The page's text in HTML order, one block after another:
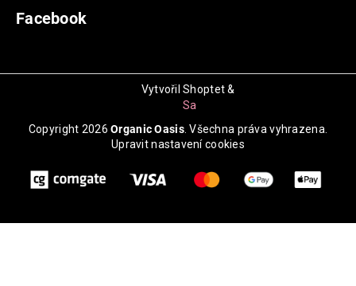
Facebook
Vytvořil Shoptet&
Samuel
Copyright 2026Organic Oasis. Všechna práva vyhrazena.
Upravit nastavení cookies